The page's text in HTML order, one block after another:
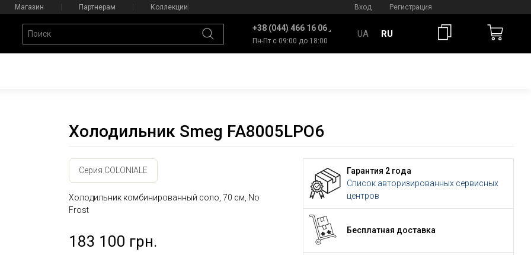
Магазин Партнерам Коллекции Вход Регистрация
+38 (044) 466 16 06
Пн-Пт с 09:00 до 18:00
UA RU
Холодильник Smeg FA8005LPO6
Серия COLONIALE
Холодильник комбинированный соло, 70 см, No
Frost
183 100 грн.
Гарантия 2 года
Список авторизированных сервисных
центров
Бесплатная доставка